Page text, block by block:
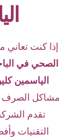
إذا كنت
الصحي في
الياسمين
مشاكل الصرف
تقدم
التقنيات